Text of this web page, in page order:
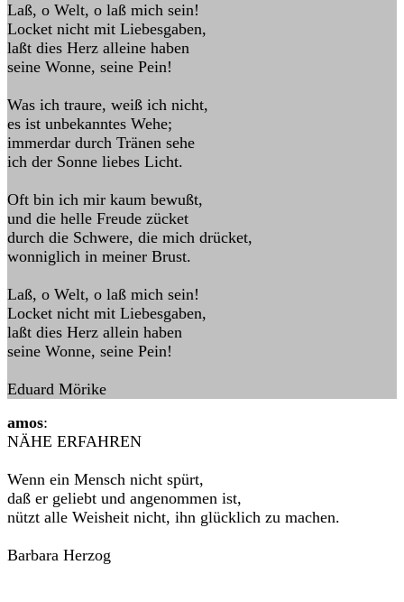
Laß, o Welt, o laß mich sein!
Locket nicht mit Liebesgaben,
laßt dies Herz alleine haben
seine Wonne, seine Pein!
Was ich traure, weiß ich nicht,
es ist unbekanntes Wehe;
immerdar durch Tränen sehe
ich der Sonne liebes Licht.
Oft bin ich mir kaum bewußt,
und die helle Freude zücket
durch die Schwere, die mich drücket,
wonniglich in meiner Brust.
Laß, o Welt, o laß mich sein!
Locket nicht mit Liebesgaben,
laßt dies Herz allein haben
seine Wonne, seine Pein!
Eduard Mörike
amos:
NÄHE ERFAHREN
Wenn ein Mensch nicht spürt,
daß er geliebt und angenommen ist,
nützt alle Weisheit nicht, ihn glücklich zu machen.
Barbara Herzog